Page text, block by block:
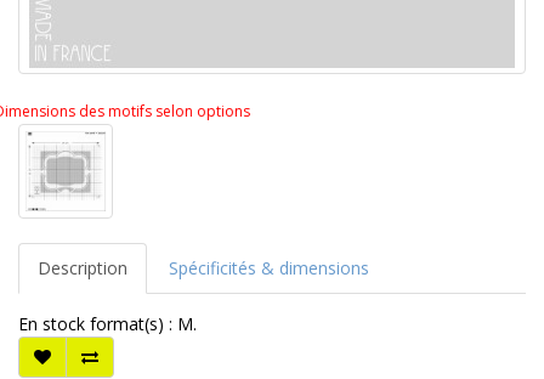
des motifs selon options
Description Spécificités & dimensions
En stock format(s) : M.